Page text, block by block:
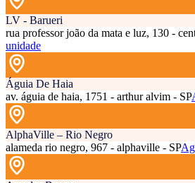
LV - Barueri
rua professor joão da mata e luz, 130 -
unidade
Águia De Haia
av. águia de haia, 1751 - arthur alvim - SP
AlphaVille – Rio Negro
alameda rio negro, 967 - alphaville - SP